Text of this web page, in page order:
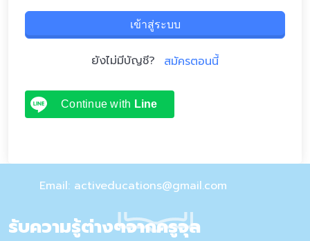
เข้าสู่ระบบ
ยังไม่มีบัญชี? สมัครตอนนี้
Continue with Line
Email: activeducations@gmail.com
รับความรู้ต่างๆจากครูจุล